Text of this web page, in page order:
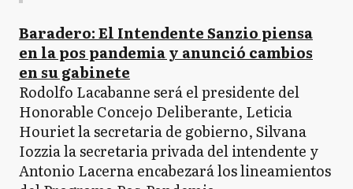
Baradero: El Intendente Sanzio piensa
en la pos pandemia y anunció cambios
en su gabinete
Rodolfo Lacabanne será el presidente del
Honorable Concejo Deliberante, Leticia
Houriet la secretaria de gobierno, Silvana
Iozzia la secretaria privada del intendente y
Antonio Lacerna encabezará los lineamientos